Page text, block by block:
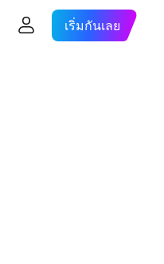
เริ่มกันเลย